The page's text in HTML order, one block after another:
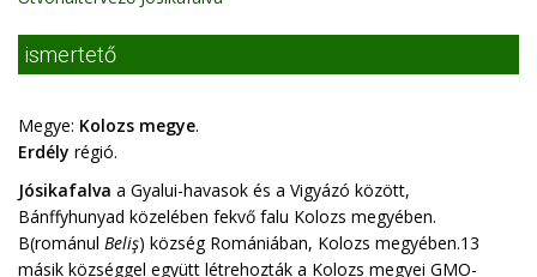
ismertető
Megye: Kolozs megye.
Erdély régió.
Jósikafalva a Gyalui-havasok és a Vigyázó között,
Bánffyhunyad közelében fekvő falu Kolozs megyében.
B(románul Beliş) község Romániában, Kolozs megyében.13
másik községgel együtt létrehozták a Kolozs megyei GMO-